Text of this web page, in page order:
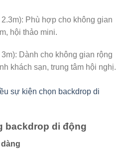
Phù hợp cho không gian
hội thảo mini.
Dành cho không gian rộng
khách sạn, trung tâm hội nghị.
backdrop di động